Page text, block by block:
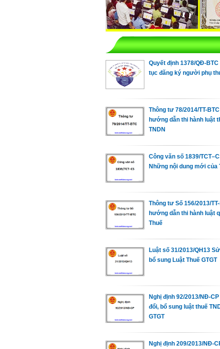
Quyết định 1378/QĐ-BTC
tục đăng ký người phụ
Thông tư 78/2014/TT-BTC
hướng dẫn thi hành luật
TNDN
Công văn số 1839/
Những nội dung mới của
Thông tư Số 156/2013/
hướng dẫn thi hành luật
Thuế
Luật số 31/2013/QH13
bổ sung Luật Thuế GTGT
Nghị định 92/2013/NĐ-
đổi, bổ sung luật thuế
GTGT
Nghị định 209/2013/NĐ-